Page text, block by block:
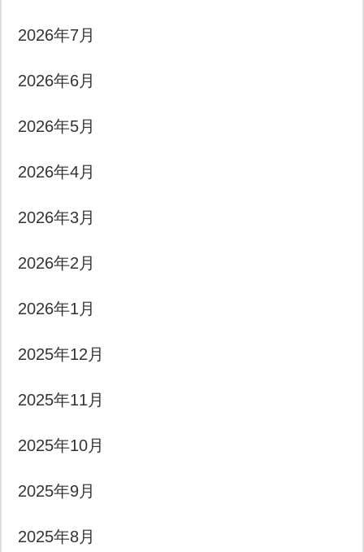
2026年7月
2026年6月
2026年5月
2026年4月
2026年3月
2026年2月
2026年1月
2025年12月
2025年11月
2025年10月
2025年9月
2025年8月